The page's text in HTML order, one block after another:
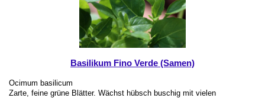
Basilikum Fino Verde (Samen)
Ocimum basilicum
Zarte, feine grüne Blätter. Wächst hübsch buschig mit vielen